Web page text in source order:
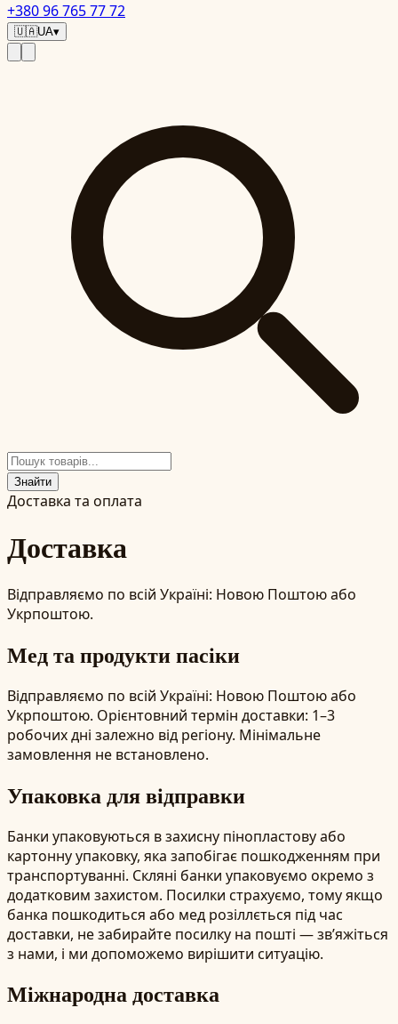
+380 96 765 77 72
🇺🇦UA▾
Знайти
Доставка та оплата
Доставка
Відправляємо по всій Україні: Новою Поштою або
Укрпоштою.
Мед та продукти пасіки
Відправляємо по всій Україні: Новою Поштою або
Укрпоштою. Орієнтовний термін доставки: 1–3
робочих дні залежно від регіону. Мінімальне
замовлення не встановлено.
Упаковка для відправки
Банки упаковуються в захисну пінопластову або
картонну упаковку, яка запобігає пошкодженням при
транспортуванні. Скляні банки упаковуємо окремо з
додатковим захистом. Посилки страхуємо, тому якщо
банка пошкодиться або мед розіллється під час
доставки, не забирайте посилку на пошті — зв’яжіться
з нами, і ми допоможемо вирішити ситуацію.
Міжнародна доставка